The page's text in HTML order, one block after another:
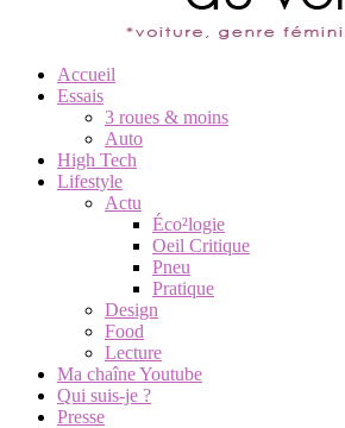
Accueil
Essais
3 roues & moins
Auto
High Tech
Lifestyle
Actu
Éco²logie
Oeil Critique
Pneu
Pratique
Design
Food
Lecture
Ma chaîne Youtube
Qui suis-je ?
Presse